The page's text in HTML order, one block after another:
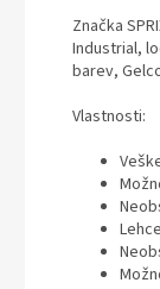
Značka
Industrial,
barev,
Vlastnosti: